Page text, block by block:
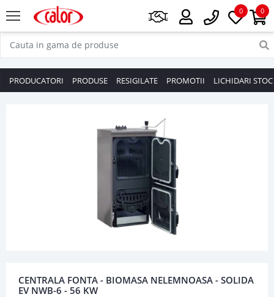
0
0
PRODUCATORI PRODUSE RESIGILATE PROMOTII LICHIDARI STOC
CENTRALA FONTA - BIOMASA NELEMNOASA - SOLIDA
EV NWB-6 - 56 KW